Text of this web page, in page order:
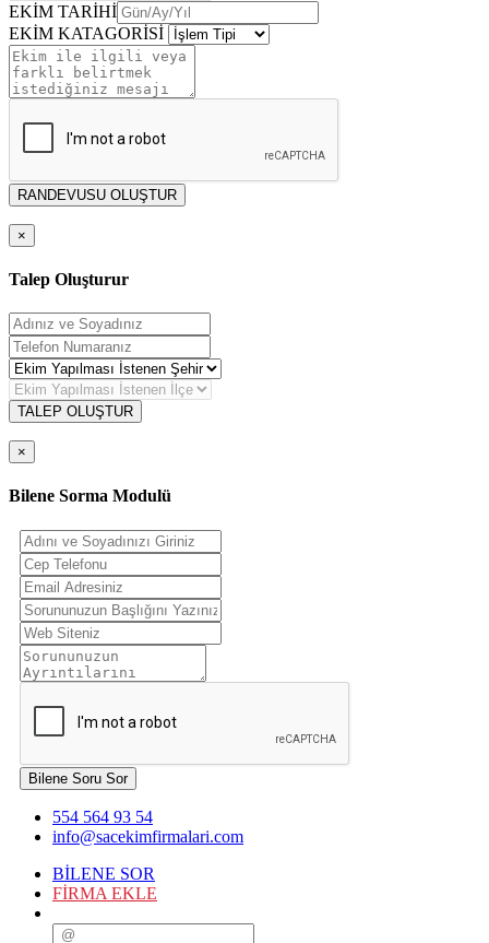
EKİM TARİHİ
EKİM KATAGORİSİ
RANDEVUSU OLUŞTUR
×
Talep Oluşturur
TALEP OLUŞTUR
×
Bilene Sorma Modulü
Bilene Soru Sor
554 564 93 54
info@sacekimfirmalari.com
BİLENE SOR
FİRMA EKLE